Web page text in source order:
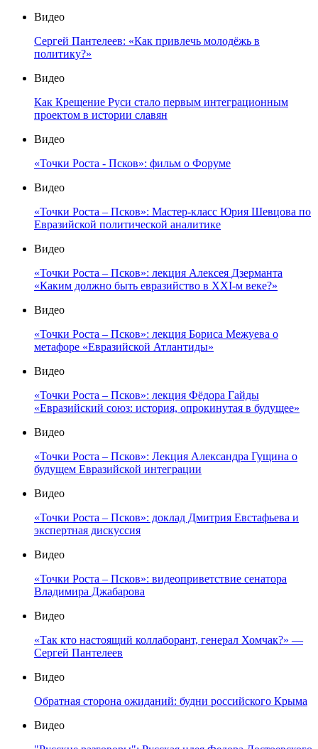
Видео
Сергей Пантелеев: «Как привлечь молодёжь в
политику?»
Видео
Как Крещение Руси стало первым интеграционным
проектом в истории славян
Видео
«Точки Роста - Псков»: фильм о Форуме
Видео
«Точки Роста – Псков»: Мастер-класс Юрия Шевцова по
Евразийской политической аналитике
Видео
«Точки Роста – Псков»: лекция Алексея Дзерманта
«Каким должно быть евразийство в XXI-м веке?»
Видео
«Точки Роста – Псков»: лекция Бориса Межуева о
метафоре «Евразийской Атлантиды»
Видео
«Точки Роста – Псков»: лекция Фёдора Гайды
«Евразийский союз: история, опрокинутая в будущее»
Видео
«Точки Роста – Псков»: Лекция Александра Гущина о
будущем Евразийской интеграции
Видео
«Точки Роста – Псков»: доклад Дмитрия Евстафьева и
экспертная дискуссия
Видео
«Точки Роста – Псков»: видеоприветствие сенатора
Владимира Джабарова
Видео
«Так кто настоящий коллаборант, генерал Хомчак?» —
Сергей Пантелеев
Видео
Обратная сторона ожиданий: будни российского Крыма
Видео